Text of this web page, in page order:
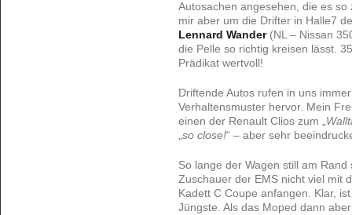
Autosachen angesehen, die es
mir aber um die Drifter in Halle7
Lennard Wander(NL – Nissan
die Pelle so richtig kreisen lässt.
Prädikat wertvoll!
Driftende Autos rufen in uns
Verhaltensmuster hervor. Mein
einen der Renault Clios zum „
„so close!“ – aber sehr
So lange der Wagen still am
Zuschauer der EMS nicht viel mit
Kadett C Coupe anfangen. Klar,
Jüngste. Als das Moped dann